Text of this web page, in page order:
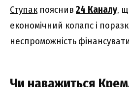
Ступак пояснив 24 Каналу,
економічний колапс і
неспроможність
Чи наважиться